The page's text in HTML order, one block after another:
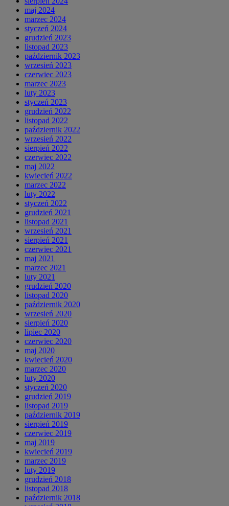
maj 2024
marzec 2024
styczeń 2024
grudzień 2023
listopad 2023
październik 2023
wrzesień 2023
czerwiec 2023
marzec 2023
luty 2023
styczeń 2023
grudzień 2022
listopad 2022
październik 2022
wrzesień 2022
sierpień 2022
czerwiec 2022
maj 2022
kwiecień 2022
marzec 2022
luty 2022
styczeń 2022
grudzień 2021
listopad 2021
wrzesień 2021
sierpień 2021
czerwiec 2021
maj 2021
marzec 2021
luty 2021
grudzień 2020
listopad 2020
październik 2020
wrzesień 2020
sierpień 2020
lipiec 2020
czerwiec 2020
maj 2020
kwiecień 2020
marzec 2020
luty 2020
styczeń 2020
grudzień 2019
listopad 2019
październik 2019
sierpień 2019
czerwiec 2019
maj 2019
kwiecień 2019
marzec 2019
luty 2019
grudzień 2018
listopad 2018
październik 2018